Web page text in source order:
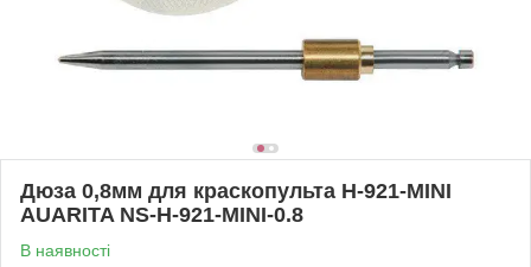
Дюза 0,8мм для краскопульта H-921-MINI
AUARITA NS-H-921-MINI-0.8
В наявності